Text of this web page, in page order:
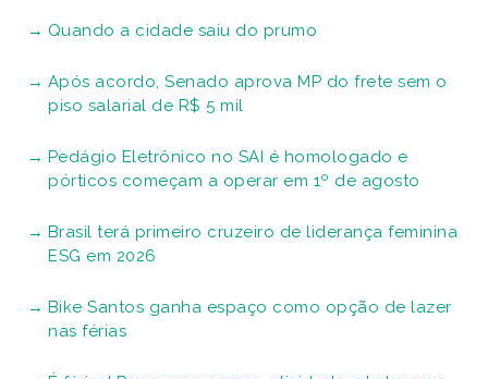
Quando a cidade saiu do prumo
Após acordo, Senado aprova MP do frete sem o
piso salarial de R$ 5 mil
Pedágio Eletrônico no SAI é homologado e
pórticos começam a operar em 1º de agosto
Brasil terá primeiro cruzeiro de liderança feminina
ESG em 2026
Bike Santos ganha espaço como opção de lazer
nas férias